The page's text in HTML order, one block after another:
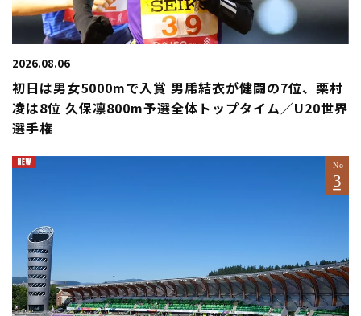
2026.08.06
初日は男女5000mで入賞 男乕結衣が健闘の7位、栗村
凌は8位 久保凛800m予選全体トップタイム／U20世界
選手権